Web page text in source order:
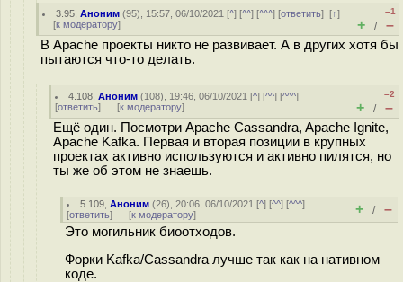
3.95 ,Аноним (95), 15:57, 06/10/2021 [^] [^^] [^^^] [ответить][↑]
[к модератору]
–1
+ / –
В Apache проекты никто не развивает. А в других хотя бы
пытаются что-то делать.
4.108 ,Аноним (108), 19:46, 06/10/2021 [^] [^^] [^^^]
[ответить] [к модератору]
–2
+ / –
Ещё один. Посмотри Apache Cassandra, Apache Ignite,
Apache Kafka. Первая и вторая позиции в крупных
проектах активно используются и активно пилятся, но
ты же об этом не знаешь.
5.109 ,Аноним (26), 20:06, 06/10/2021 [^] [^^] [^^^]
[ответить] [к модератору] + / –
Это могильник биоотходов.
Форки Kafka/Cassandra лучше так как на нативном
коде.